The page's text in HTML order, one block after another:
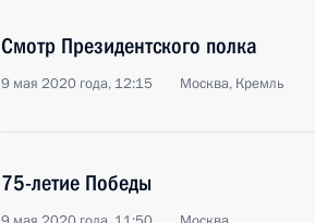
Смотр Президентского полка
9 мая 2020 года, 12:15 Москва, Кремль
75-летие Победы